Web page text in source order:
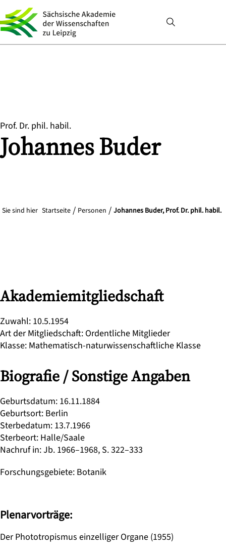
Prof. Dr. phil. habil.
JohannesBuder
Sie sind hier Startseite Personen Johannes Buder, Prof. Dr. phil. habil.
Akademiemitgliedschaft
Zuwahl: 10.5.1954
Art der Mitgliedschaft: Ordentliche Mitglieder
Klasse: Mathematisch-naturwissenschaftliche Klasse
Biografie / Sonstige Angaben
Geburtsdatum: 16.11.1884
Geburtsort: Berlin
Sterbedatum: 13.7.1966
Sterbeort: Halle/Saale
Nachruf in:Jb. 1966–1968, S. 322–333
Forschungsgebiete: Botanik
Plenarvorträge:
Der Phototropismus einzelliger Organe (1955)